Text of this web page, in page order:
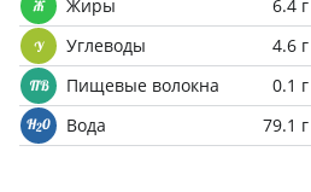
Жиры
6.4 г
Углеводы
4.6 г
Пищевые волокна
0.1 г
Вода
79.1 г